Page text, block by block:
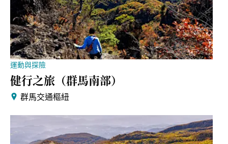
運動與探險
健行之旅（群馬南部）
群馬交通樞紐